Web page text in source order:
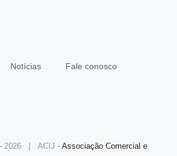
Notícias Fale conosco
2026 | ACIJ - Associação Comercial e